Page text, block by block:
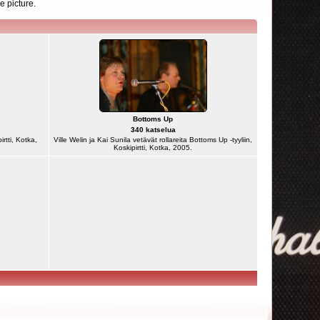
picture.
Kotka,
Bottoms Up
340 katselua
Ville Welin ja Kai Sunila vetävät rollareita Bottoms Up -tyyliin,
Koskipirtti, Kotka, 2005.